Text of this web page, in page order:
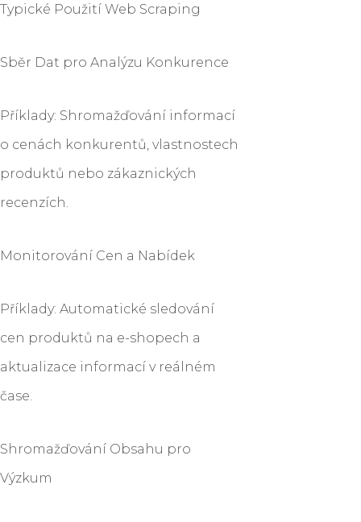
Typické Použití Web Scraping
Sběr Dat pro Analýzu Konkurence
Příklady: Shromažďování informací
o cenách konkurentů, vlastnostech
produktů nebo zákaznických
recenzích.
Monitorování Cen a Nabídek
Příklady: Automatické sledování
cen produktů na e-shopech a
aktualizace informací v reálném
čase.
Shromažďování Obsahu pro
Výzkum